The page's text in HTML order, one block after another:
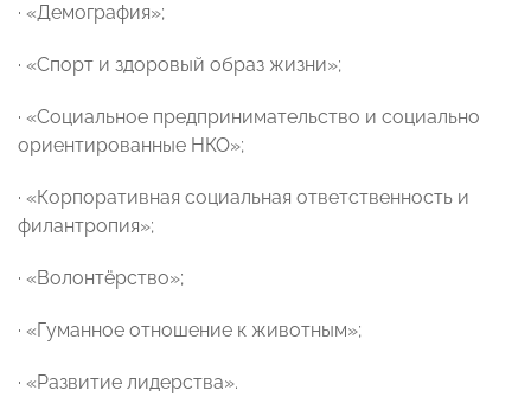
· «Демография»;
· «Спорт и здоровый образ жизни»;
· «Социальное предпринимательство и социально
ориентированные НКО»;
· «Корпоративная социальная ответственность и
филантропия»;
· «Волонтёрство»;
· «Гуманное отношение к животным»;
· «Развитие лидерства».